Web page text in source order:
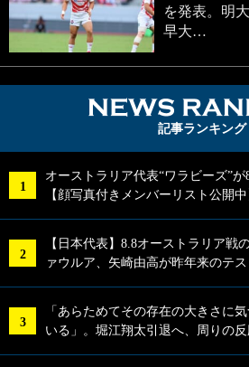
を発表。明
早大…
記事ランキング
オーストラリア代表“ワラビーズ”
【顔写真付きメンバーリスト公開中
【日本代表】8.8オーストラリア戦
ァウルア、矢崎由高が昨年来のテ
「あらためてその存在の大きさに
いる」。堀江翔太引退へ、周りの